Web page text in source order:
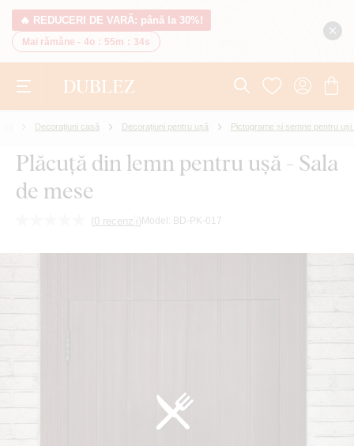
🔥 REDUCERI DE VARĂ: până la 30%!
Mai rămâne - 4o : 55m : 34s
Decorațiuni casă Decorațiuni pentru ușă Pictograme și semne pentru uși.
Plăcuță din lemn pentru ușă - Sala
de mese
(0 recenzii) Model: BD-PK-017